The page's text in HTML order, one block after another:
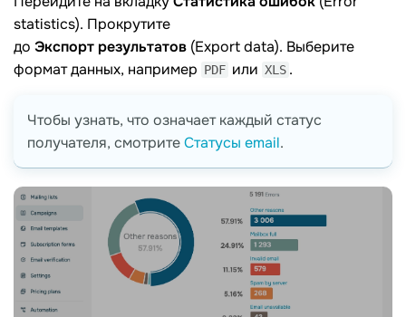
statistics). Прокрутите
до Экспорт результатов (Export data). Выберите
формат данных, например PDF или XLS .
Чтобы узнать, что означает каждый статус
получателя, смотритеСтатусы email.